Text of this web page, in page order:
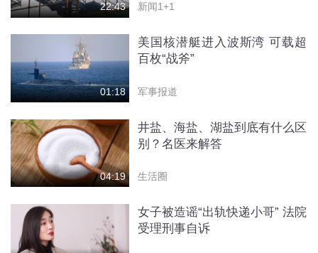
22:43 新闻1+1
01:18
美国核潜艇进入波斯湾 可载超
百枚“战斧”
军事报道
04:19
井盐、海盐、湖盐到底有什么区
别？名医来解答
生活圈
女子被造谣“出轨快递小哥” 法院
受理刑事自诉